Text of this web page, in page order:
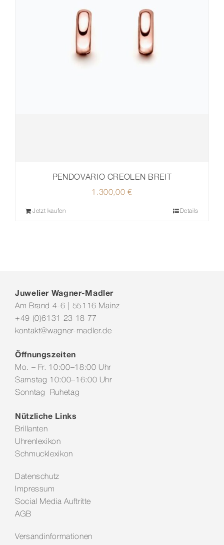
PENDOVARIO CREOLEN BREIT
1.300,00€
Jetzt kaufen Details
Juwelier Wagner-Madler
Am Brand 4-6 | 55116 Mainz
+49 (0)6131 23 18 77
kontakt@wagner-madler.de
Öffnungszeiten
Mo. – Fr. 10:00–18:00 Uhr
Samstag 10:00–16:00 Uhr
Sonntag Ruhetag
Nützliche Links
Brillanten
Uhrenlexikon
Schmucklexikon
Datenschutz
Impressum
Social Media Auftritte
AGB
Versandinformationen